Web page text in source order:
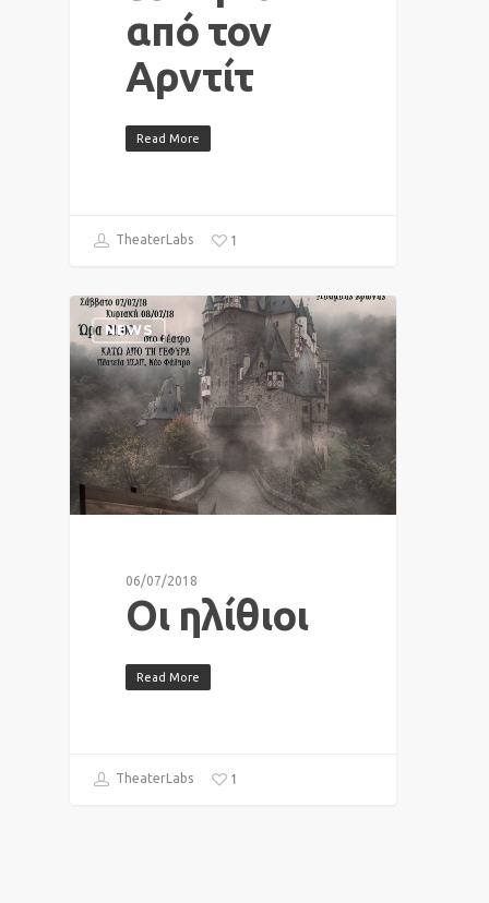
από τον
Αρντίτ
Read More
TheaterLabs 1
NEWS
06/07/2018
Οι ηλίθιοι
Read More
TheaterLabs 1